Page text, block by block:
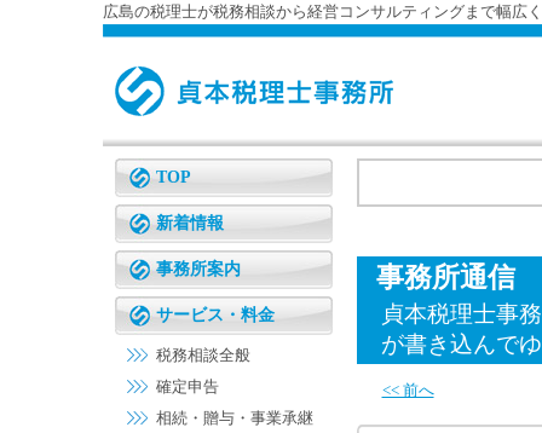
広島の税理士が税務相談から経営コンサルティングまで幅広
TOP
新着情報
事務所案内
サービス・料金
税務相談全般
確定申告
相続・贈与・事業承継
事務所通信
貞本税理士事
が書き込んで
<< 前へ